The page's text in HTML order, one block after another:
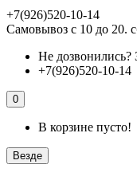
+7(926)520-10-14
Самовывоз с 10 до 20.
Не дозвонились?
+7(926)520-10-14
0
В корзине пусто!
Везде